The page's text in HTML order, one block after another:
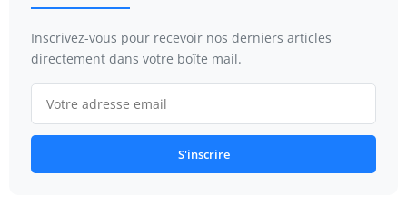
Inscrivez-vous pour recevoir nos derniers articles
directement dans votre boîte mail.
S'inscrire